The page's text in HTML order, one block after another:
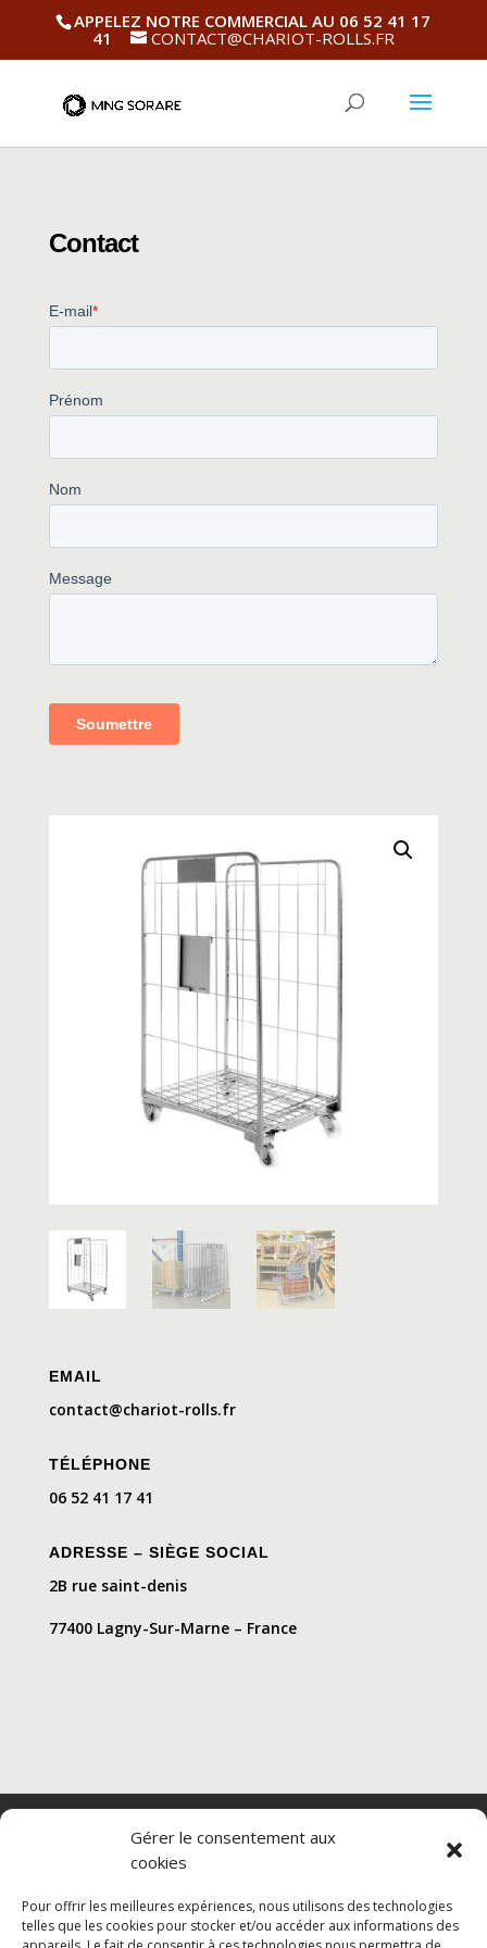
Gérer le consentement aux
cookies
Pour offrir les meilleures expériences, nous utilisons des technologies
telles que les cookies pour stocker et/ou accéder aux informations des
APPELEZ NOTRE COMMERCIAL AU 06 52 41 17
41
CONTACT@CHARIOT-ROLLS.FR
Contact
EMAIL
contact@chariot-rolls.fr
TÉLÉPHONE
06 52 41 17 41
ADRESSE – SIÈGE SOCIAL
2B rue saint-denis
77400 Lagny-Sur-Marne – France
Transpalette electrique
CGV
Mentions légales
Politique de confidentialité et protection des
données